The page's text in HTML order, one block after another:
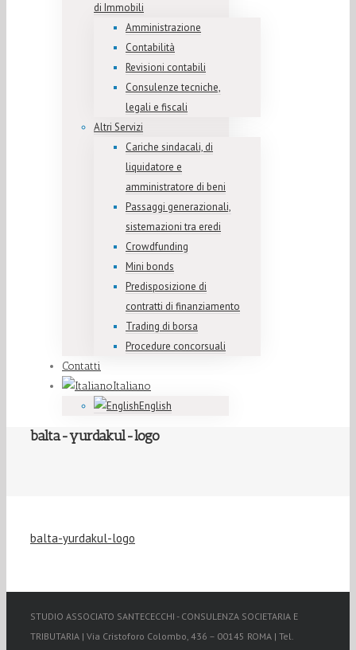
di Immobili
Amministrazione
Contabilità
Revisioni contabili
Consulenze tecniche,
legali e fiscali
Altri Servizi
Cariche sindacali, di
liquidatore e
amministratore di beni
Passaggi generazionali,
sistemazioni tra eredi
Crowdfunding
Mini bonds
Predisposizione di
contratti di finanziamento
Trading di borsa
Procedure concorsuali
Contatti
Italiano
English
balta-yurdakul-logo
balta-yurdakul-logo
STUDIO ASSOCIATO SANTECECCHI - CONSULENZA SOCIETARIA E
TRIBUTARIA | Via Cristoforo Colombo, 436 – 00145 ROMA | Tel.